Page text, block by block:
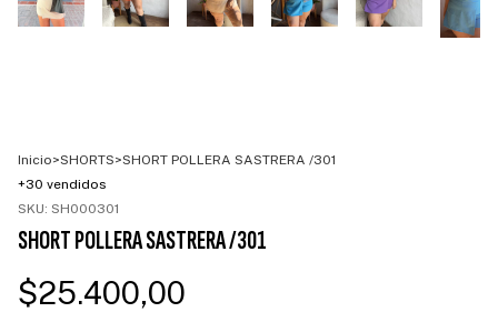
Inicio>SHORTS>SHORT POLLERA SASTRERA /301
+30 vendidos
SKU: SH000301
SHORT POLLERA SASTRERA /301
$25.400,00